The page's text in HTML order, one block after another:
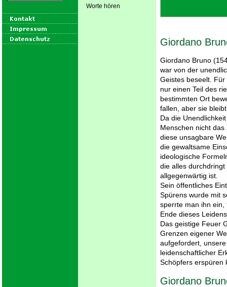
Worte hören
Giordano
Giordano Bruno
war von der
Geistes beseelt.
nur einen Teil des
bestimmten Ort
fallen, aber sie
Da die
Menschen nicht
diese unsagbare
die gewaltsame
ideologische
die alles durchdringt
allgegenwärtig ist.
Sein öffentliches
Spürens wurde mit
sperrte man ihn ein,
Ende dieses
Das geistige Feuer
Grenzen eigener
aufgefordert,
leidenschaftlicher
Schöpfers erspüren
Giordano